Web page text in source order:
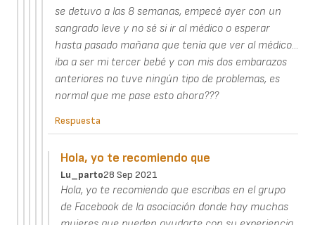
se detuvo a las 8 semanas, empecé ayer con un
sangrado leve y no sé si ir al médico o esperar
hasta pasado mañana que tenía que ver al médico...
iba a ser mi tercer bebé y con mis dos embarazos
anteriores no tuve ningún tipo de problemas, es
normal que me pase esto ahora???
Respuesta
Hola, yo te recomiendo que
Lu_parto28 Sep 2021
Hola, yo te recomiendo que escribas en el grupo
de Facebook de la asociación donde hay muchas